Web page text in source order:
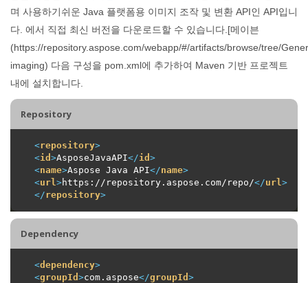
며 사용하기쉬운 Java 플랫폼용 이미지 조작 및 변환 API인 API입니
다. 에서 직접 최신 버전을 다운로드할 수 있습니다.[메이븐
(https://repository.aspose.com/webapp/#/artifacts/browse/tree/
imaging) 다음 구성을 pom.xml에 추가하여 Maven 기반 프로젝트
내에 설치합니다.
Repository
<repository>
<id >AsposeJavaAPI</id >
<name>Aspose Java API</name>
<url >https://repository.aspose.com/repo/</url >
</repository>
Dependency
<dependency>
<groupId >com.aspose</groupId >